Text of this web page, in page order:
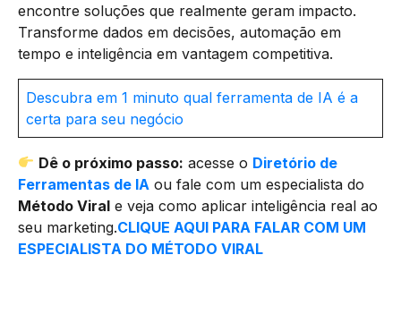
encontre soluções que realmente geram impacto.
Transforme dados em decisões, automação em
tempo e inteligência em vantagem competitiva.
Descubra em 1 minuto qual ferramenta de IA é a
certa para seu negócio
Dê o próximo passo: acesse o Diretório de
Ferramentas de IA ou fale com um especialista do
Método Viral e veja como aplicar inteligência real ao
seu marketing.CLIQUE AQUI PARA FALAR COM UM
ESPECIALISTA DO MÉTODO VIRAL